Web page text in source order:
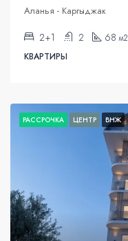
Аланья - Каргыджак
2+1 2 68 м2
КВАРТИРЫ
РАССРОЧКА ЦЕНТР ВНЖ